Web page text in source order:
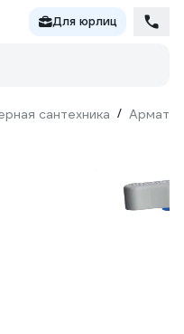
Для юрлиц
сантехника /